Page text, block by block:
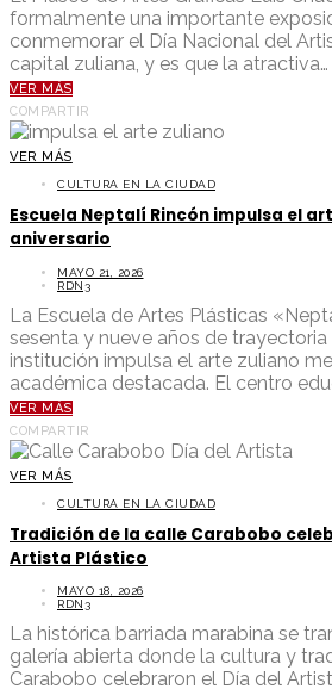
formalmente una importante
conmemorar el Día Nacional del
capital zuliana, y es que la atractiva…
VER MÁS
COMPARTIR
VER MÁS
CULTURA EN LA CIUDAD
Escuela Neptalí Rincón impulsa el
aniversario
MAYO 21, 2026
RDN3
La Escuela de Artes Plásticas
sesenta y nueve años de
institución impulsa el arte zuliano
académica destacada. El centro
VER MÁS
COMPARTIR
VER MÁS
CULTURA EN LA CIUDAD
Tradición de la calle Carabobo
Artista Plástico
MAYO 18, 2026
RDN3
La histórica barriada marabina se
galería abierta donde la cultura y
Carabobo celebraron el Día del